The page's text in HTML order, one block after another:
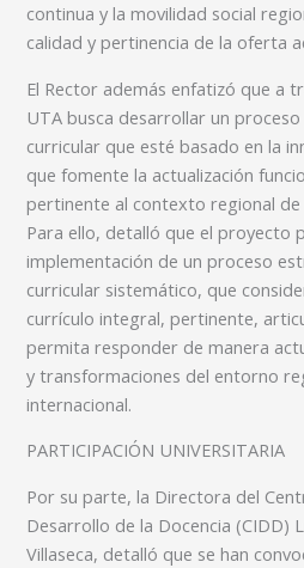
continua y la movilidad social
calidad y pertinencia de la oferta
El Rector además enfatizó que a
UTA busca desarrollar un
curricular que esté basado en la
que fomente la actualización
pertinente al contexto regional
Para ello, detalló que el proyecto
implementación de un proceso
curricular sistemático, que
currículo integral, pertinente,
permita responder de manera
y transformaciones del entorno
internacional.
PARTICIPACIÓN UNIVERSITARIA
Por su parte, la Directora del
Desarrollo de la Docencia (CIDD)
Villaseca, detalló que se han